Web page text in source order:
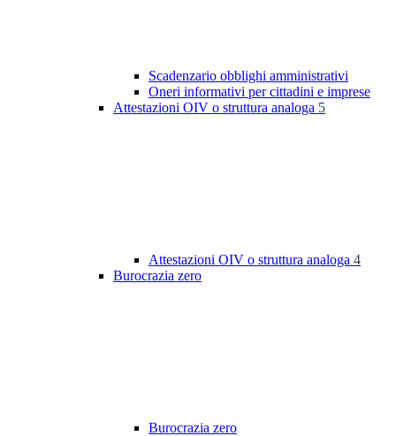
Scadenzario obblighi amministrativi
Oneri informativi per cittadini e imprese
Attestazioni OIV o struttura analoga 5
Attestazioni OIV o struttura analoga 4
Burocrazia zero
Burocrazia zero